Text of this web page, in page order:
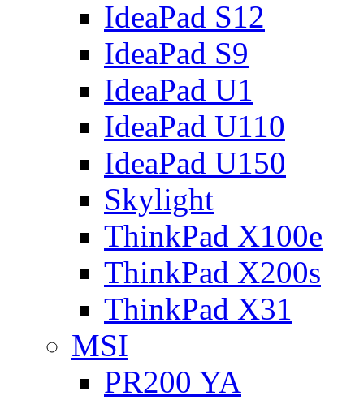
IdeaPad S12
IdeaPad S9
IdeaPad U1
IdeaPad U110
IdeaPad U150
Skylight
ThinkPad X100e
ThinkPad X200s
ThinkPad X31
MSI
PR200 YA